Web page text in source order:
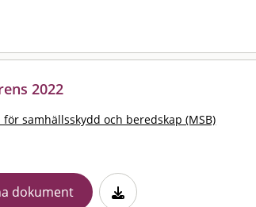
2022
samhällsskydd och beredskap (MSB)
dokument